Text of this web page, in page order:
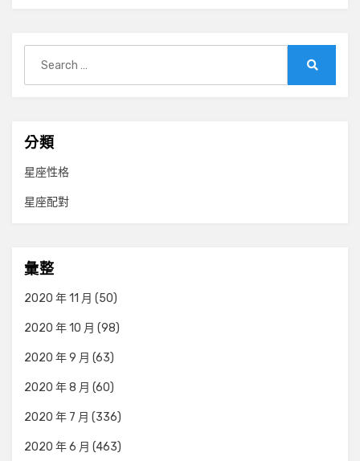
for:
分類
星座性格
星座配對
彙整
2020 年 11 月 (50)
2020 年 10 月 (98)
2020 年 9 月 (63)
2020 年 8 月 (60)
2020 年 7 月 (336)
2020 年 6 月 (463)